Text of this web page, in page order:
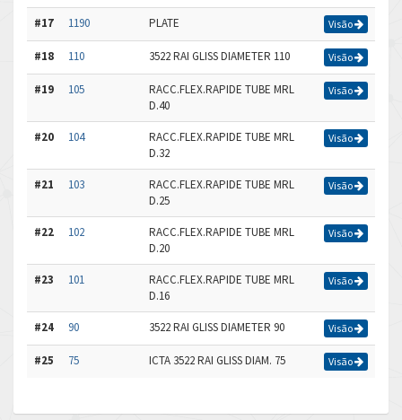
#17 1190 PLATE Visão
#18 110 3522 RAI GLISS DIAMETER 110 Visão
#19 105
RACC.FLEX.RAPIDE TUBE MRL
D.40
Visão
#20 104
RACC.FLEX.RAPIDE TUBE MRL
D.32
Visão
#21 103
RACC.FLEX.RAPIDE TUBE MRL
D.25
Visão
#22 102
RACC.FLEX.RAPIDE TUBE MRL
D.20
Visão
#23 101
RACC.FLEX.RAPIDE TUBE MRL
D.16
Visão
#24 90 3522 RAI GLISS DIAMETER 90 Visão
#25 75 ICTA 3522 RAI GLISS DIAM. 75 Visão